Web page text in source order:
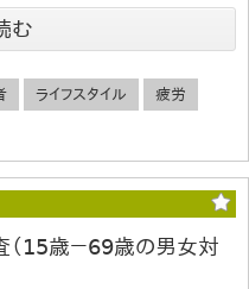
む
ライフスタイル 疲労
（15歳－69歳の男女対